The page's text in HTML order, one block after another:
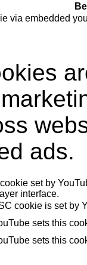
via embedded
ads.
set by
interface.
cookie is set by
sets this
sets this